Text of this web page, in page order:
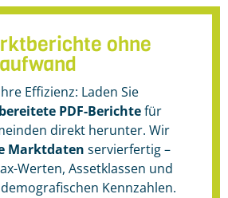
ohne
Effizienz: Laden Sie
PDF-Berichtefür
direkt herunter. Wir
Marktdaten servierfertig –
Werten, Assetklassen und
Kennzahlen.